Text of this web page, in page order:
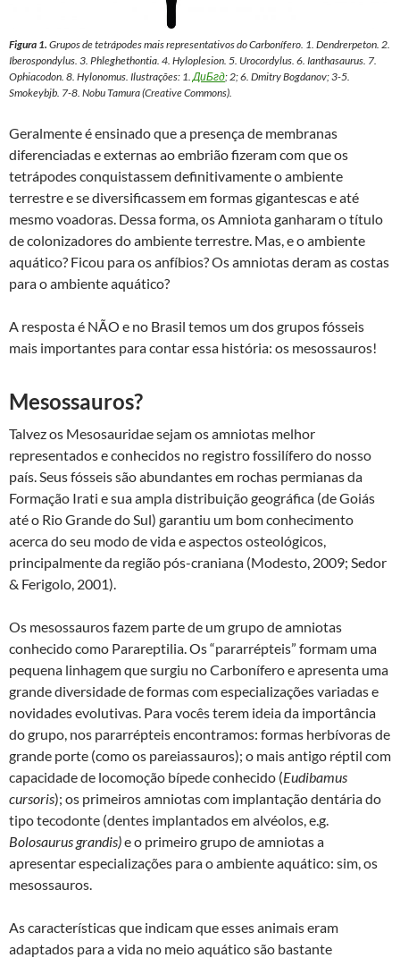
Figura 1. Grupos de tetrápodes mais representativos do Carbonífero. 1. Dendrerpeton . 2.
Iberospondylus . 3. Phleghethontia . 4. Hyloplesion . 5. Urocordylus . 6. Ianthasaurus . 7.
Ophiacodon . 8. Hylonomus . Ilustrações: 1. ДиБгд; 2; 6. Dmitry Bogdanov; 3-5.
Smokeybjb. 7-8. Nobu Tamura (Creative Commons).
Geralmente é ensinado que a presença de membranas
diferenciadas e externas ao embrião fizeram com que os
tetrápodes conquistassem definitivamente o ambiente
terrestre e se diversificassem em formas gigantescas e até
mesmo voadoras. Dessa forma, os Amniota ganharam o título
de colonizadores do ambiente terrestre. Mas, e o ambiente
aquático? Ficou para os anfíbios? Os amniotas deram as costas
para o ambiente aquático?
A resposta é NÃO e no Brasil temos um dos grupos fósseis
mais importantes para contar essa história: os mesossauros!
Mesossauros?
Talvez os Mesosauridae sejam os amniotas melhor
representados e conhecidos no registro fossilífero do nosso
país. Seus fósseis são abundantes em rochas permianas da
Formação Irati e sua ampla distribuição geográfica (de Goiás
até o Rio Grande do Sul) garantiu um bom conhecimento
acerca do seu modo de vida e aspectos osteológicos,
principalmente da região pós-craniana (Modesto, 2009; Sedor
& Ferigolo, 2001).
Os mesossauros fazem parte de um grupo de amniotas
conhecido como Parareptilia. Os “pararrépteis” formam uma
pequena linhagem que surgiu no Carbonífero e apresenta uma
grande diversidade de formas com especializações variadas e
novidades evolutivas. Para vocês terem ideia da importância
do grupo, nos pararrépteis encontramos: formas herbívoras de
grande porte (como os pareiassauros); o mais antigo réptil com
capacidade de locomoção bípede conhecido (Eudibamus
cursoris); os primeiros amniotas com implantação dentária do
tipo tecodonte (dentes implantados em alvéolos, e.g.
Bolosaurus grandis)e o primeiro grupo de amniotas a
apresentar especializações para o ambiente aquático: sim, os
mesossauros.
As características que indicam que esses animais eram
adaptados para a vida no meio aquático são bastante